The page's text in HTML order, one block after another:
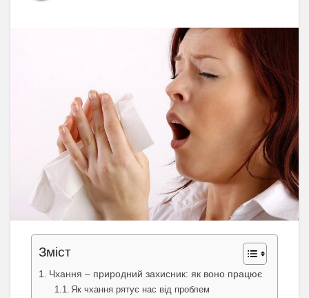
Зміст
Чхання – природний захисник: як воно працює
Як чхання рятує нас від проблем